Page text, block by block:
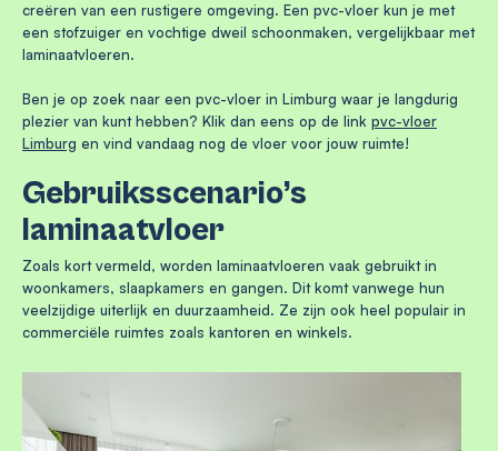
creëren van een rustigere omgeving. Een pvc-vloer kun je met
een stofzuiger en vochtige dweil schoonmaken, vergelijkbaar met
laminaatvloeren.
Ben je op zoek naar een pvc-vloer in Limburg waar je langdurig
plezier van kunt hebben? Klik dan eens op de link pvc-vloer
Limburg en vind vandaag nog de vloer voor jouw ruimte!
Gebruiksscenario’s
laminaatvloer
Zoals kort vermeld, worden laminaatvloeren vaak gebruikt in
woonkamers, slaapkamers en gangen. Dit komt vanwege hun
veelzijdige uiterlijk en duurzaamheid. Ze zijn ook heel populair in
commerciële ruimtes zoals kantoren en winkels.